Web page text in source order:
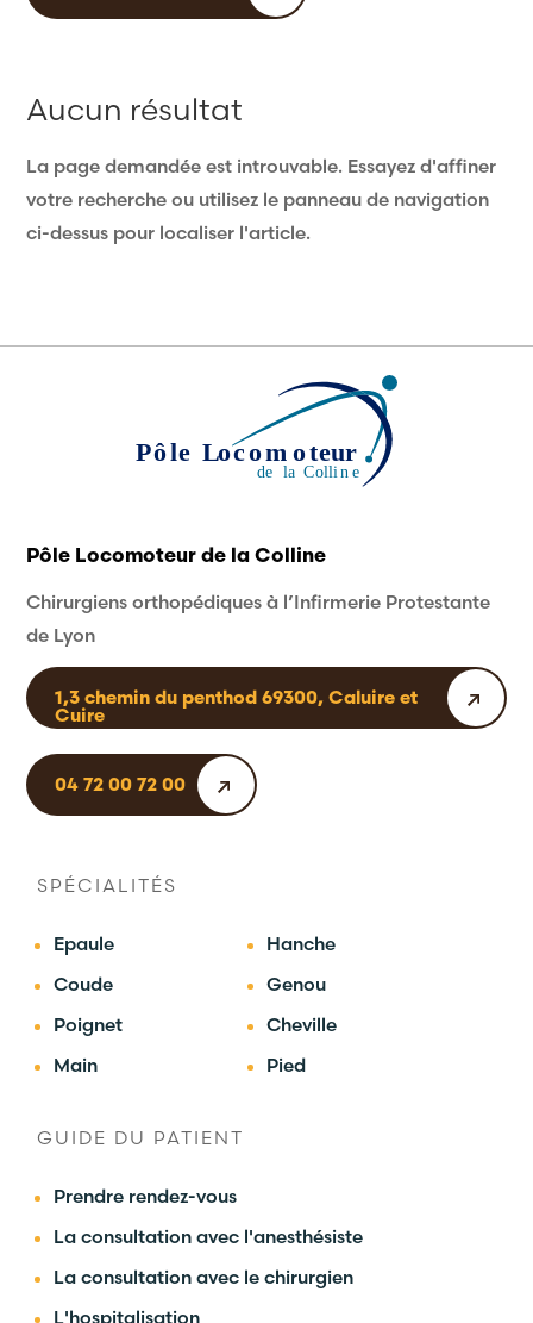
Aucun résultat
La page demandée est introuvable. Essayez d'affiner
votre recherche ou utilisez le panneau de navigation
ci-dessus pour localiser l'article.
Pôle Locomoteur de la Colline
Chirurgiens orthopédiques à l’Infirmerie Protestante
de Lyon
1,3 chemin du penthod 69300, Caluire et
Cuire
04 72 00 72 00
SPÉCIALITÉS
Epaule
Hanche
Coude
Genou
Poignet
Cheville
Main
Pied
GUIDE DU PATIENT
Prendre rendez-vous
La consultation avec l'anesthésiste
La consultation avec le chirurgien
L'hospitalisation